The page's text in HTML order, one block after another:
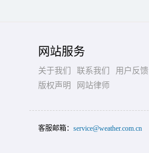
网站服务
关于我们 联系我们
用户反馈
版权声明
网站律师
客服邮箱： service@weather.com.cn